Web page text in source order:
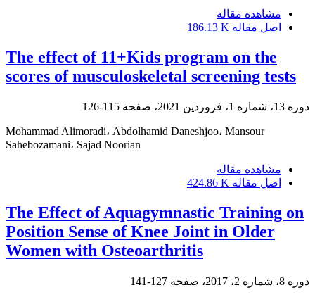
مشاهده مقاله
اصل مقاله 186.13 K
The effect of 11+Kids program on the
scores of musculoskeletal screening tests
دوره 13، شماره 1، فروردین 2021، صفحه 115-126
Mohammad Alimoradi، Abdolhamid Daneshjoo، Mansour
Sahebozamani، Sajad Noorian
مشاهده مقاله
اصل مقاله 424.86 K
The Effect of Aquagymnastic Training on
Position Sense of Knee Joint in Older
Women with Osteoarthritis
دوره 8، شماره 2، 2017، صفحه 127-141